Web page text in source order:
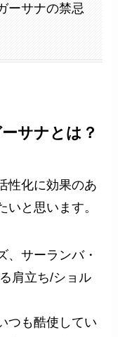
ーサナの禁忌
サナとは？
性化に効果のあ
いと思います。
、サーランバ・
肩立ち/ショル
つも酷使してい